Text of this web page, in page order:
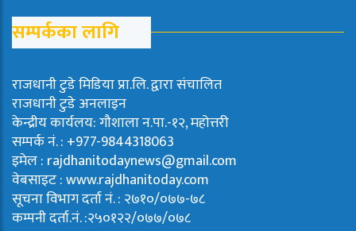
सम्पर्कका लागि
राजधानी टुडे मिडिया प्रा.लि. द्वारा संचालित
राजधानी टुडे अनलाइन
केन्द्रीय कार्यलय: गौशाला न.पा.-१२, महोत्तरी
सम्पर्क नं. : +977-9844318063
इमेल : rajdhanitodaynews@gmail.com
वेबसाइट : www.rajdhanitoday.com
सूचना विभाग दर्ता नं. : २७१०/०७७-७८
कम्पनी दर्ता.नं. :२५०१२२/०७७/०७८